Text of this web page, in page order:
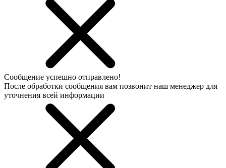
Сообщение успешно отправлено!
После обработки сообщения вам позвонит наш менеджер для
уточнения всей информации